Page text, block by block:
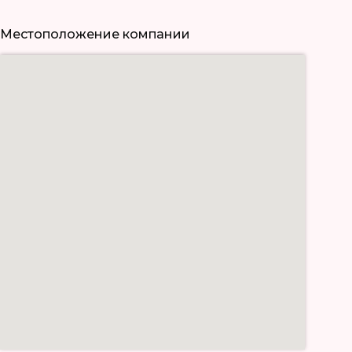
Местоположение компании